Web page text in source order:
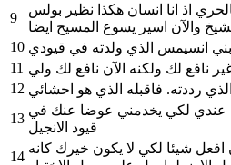
9
اذ انا انسان هكذا نظير بولس
والآن اسير يسوع المسيح ايضا
10 انسيمس الذي ولدته في قيودي
11 نافع لك ولكنه الآن نافع لك ولي
12
13
عندي لكي يخدمني عوضا عنك في
قيود الانجيل
14
افعل شيئا لكي لا يكون خيرك كانه